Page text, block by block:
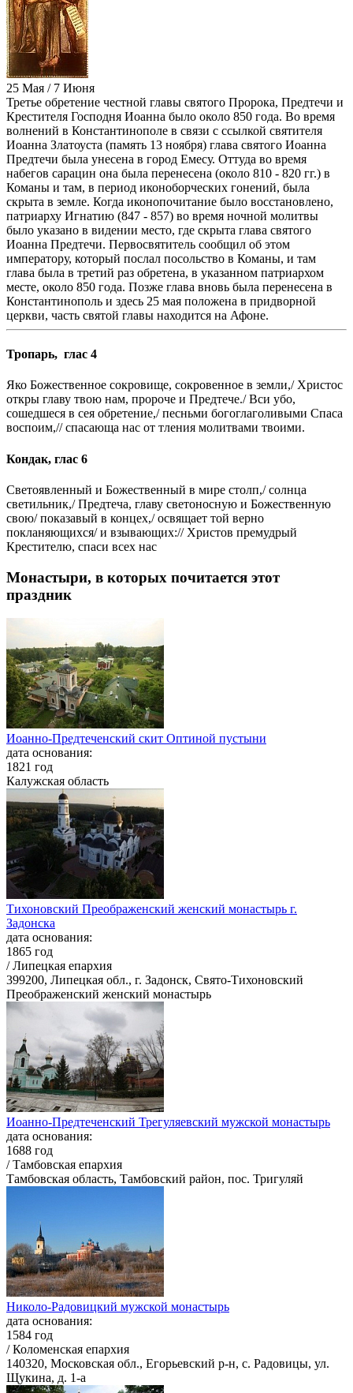
25 Мая / 7 Июня
Третье обретение честной главы святого Пророка, Предтечи и
Крестителя Господня Иоанна было около 850 года. Во время
волнений в Константинополе в связи с ссылкой святителя
Иоанна Златоуста (память 13 ноября) глава святого Иоанна
Предтечи была унесена в город Емесу. Оттуда во время
набегов сарацин она была перенесена (около 810 - 820 гг.) в
Команы и там, в период иконоборческих гонений, была
скрыта в земле. Когда иконопочитание было восстановлено,
патриарху Игнатию (847 - 857) во время ночной молитвы
было указано в видении место, где скрыта глава святого
Иоанна Предтечи. Первосвятитель сообщил об этом
императору, который послал посольство в Команы, и там
глава была в третий раз обретена, в указанном патриархом
месте, около 850 года. Позже глава вновь была перенесена в
Константинополь и здесь 25 мая положена в придворной
церкви, часть святой главы находится на Афоне.
Тропарь, глас 4
Яко Божественное сокровище, сокровенное в земли,/ Христос
откры главу твою нам, пророче и Предтече./ Вси убо,
сошедшеся в сея обретение,/ песньми богоглаголивыми Спаса
воспоим,// спасающа нас от тления молитвами твоими.
Кондак, глас 6
Светоявленный и Божественный в мире столп,/ солнца
светильник,/ Предтеча, главу светоносную и Божественную
свою/ показавый в концех,/ освящает той верно
покланяющихся/ и взывающих:// Христов премудрый
Крестителю, спаси всех нас
Монастыри, в которых почитается этот
праздник
Иоанно-Предтеченский скит Оптиной пустыни
дата основания:
1821 год
Калужская область
Тихоновский Преображенский женский монастырь г.
Задонска
дата основания:
1865 год
/ Липецкая епархия
399200, Липецкая обл., г. Задонск, Свято-Тихоновский
Преображенский женский монастырь
Иоанно-Предтеченский Трегуляевский мужской монастырь
дата основания:
1688 год
/ Тамбовская епархия
Тамбовская область, Тамбовский район, пос. Тригуляй
Николо-Радовицкий мужской монастырь
дата основания:
1584 год
/ Коломенская епархия
140320, Московская обл., Егорьевский р-н, с. Радовицы, ул.
Щукина, д. 1-а